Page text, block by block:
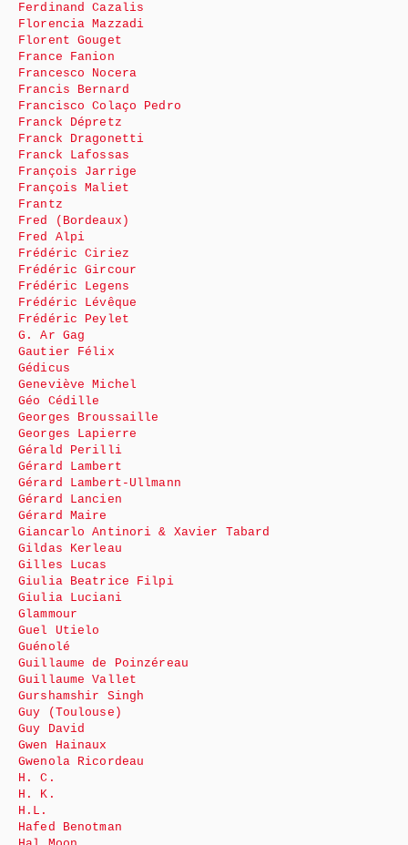
Ferdinand Cazalis
Florencia Mazzadi
Florent Gouget
France Fanion
Francesco Nocera
Francis Bernard
Francisco Colaço Pedro
Franck Dépretz
Franck Dragonetti
Franck Lafossas
François Jarrige
François Maliet
Frantz
Fred (Bordeaux)
Fred Alpi
Frédéric Ciriez
Frédéric Gircour
Frédéric Legens
Frédéric Lévêque
Frédéric Peylet
G. Ar Gag
Gautier Félix
Gédicus
Geneviève Michel
Géo Cédille
Georges Broussaille
Georges Lapierre
Gérald Perilli
Gérard Lambert
Gérard Lambert-Ullmann
Gérard Lancien
Gérard Maire
Giancarlo Antinori & Xavier Tabard
Gildas Kerleau
Gilles Lucas
Giulia Beatrice Filpi
Giulia Luciani
Glammour
Guel Utielo
Guénolé
Guillaume de Poinzéreau
Guillaume Vallet
Gurshamshir Singh
Guy (Toulouse)
Guy David
Gwen Hainaux
Gwenola Ricordeau
H. C.
H. K.
H.L.
Hafed Benotman